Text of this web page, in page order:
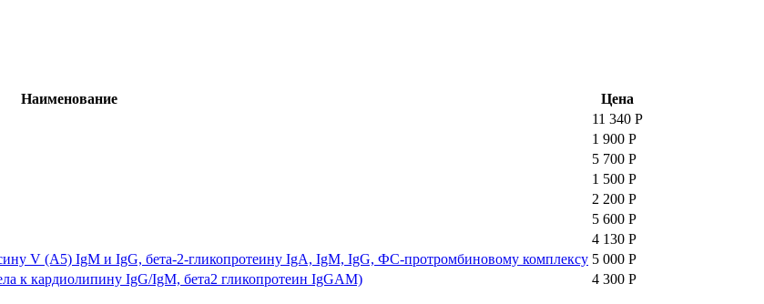
Наименование
Цена
11 340 Р
1 900 Р
5 700 Р
1 500 Р
2 200 Р
5 600 Р
4 130 Р
V (A5) IgM и IgG, бета-2-гликопротеину IgA, IgM, IgG, ФС-протромбиновому комплексу 5 000 Р
к кардиолипину IgG/IgM, бета2 гликопротеин IgGAM)
4 300 Р